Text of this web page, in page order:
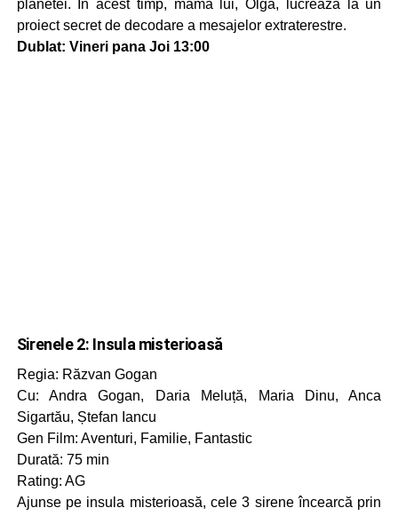
planetei. În acest timp, mama lui, Olga, lucrează la un
proiect secret de decodare a mesajelor extraterestre.
Dublat: Vineri pana Joi 13:00
Sirenele 2: Insula misterioasă
Regia: Răzvan Gogan
Cu: Andra Gogan, Daria Meluță, Maria Dinu, Anca
Sigartău, Ștefan Iancu
Gen Film: Aventuri, Familie, Fantastic
Durată: 75 min
Rating: AG
Ajunse pe insula misterioasă, cele 3 sirene încearcă prin